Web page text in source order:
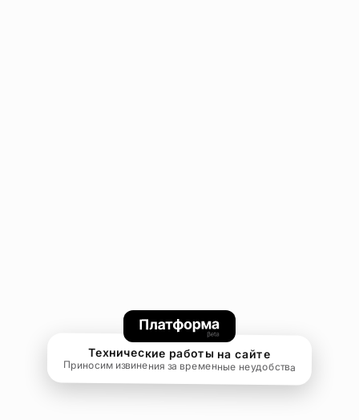
Технические работы на сайте
Приносим извинения за временные неудобства